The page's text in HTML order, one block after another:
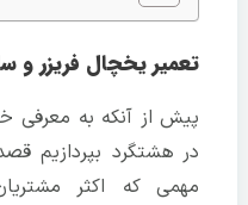
تعمیر یخچال فریزر و
پیش از آنکه به معرفی
در هشتگرد بپردازیم
مهمی که اکثر